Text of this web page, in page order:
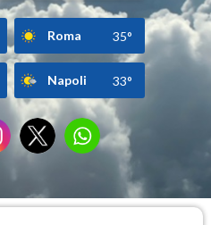
Roma 35°
Napoli 33°